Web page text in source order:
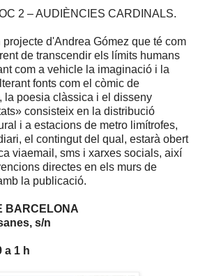
2 – AUDIÈNCIES CARDINALS.
d'Andrea Gómez que té com
de transcendir els límits humans
com a vehicle la imaginació i la
fonts com el còmic de
la poesia clàssica i el disseny
consisteix en la distribució
i a estacions de metro limítrofes,
el contingut del qual, estarà obert
viaemail, sms i xarxes socials, així
directes en els murs de
la publicació.
BARCELONA
s/n
a 1 h